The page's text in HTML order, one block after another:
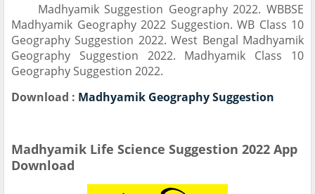
Madhyamik Suggestion Geography 2022. WBBSE
Madhyamik Geography 2022 Suggestion. WB Class 10
Geography Suggestion 2022. West Bengal Madhyamik
Geography Suggestion 2022. Madhyamik Class 10
Geography Suggestion 2022.
Download : Madhyamik Geography Suggestion
Madhyamik Life Science Suggestion 2022 App
Download